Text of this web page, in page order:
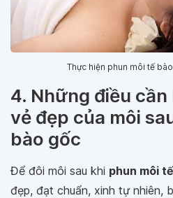
Thực hiện phun môi tế
4. Những điều
vẻ đẹp của môi
bào gốc
Để đôi môi sau khi phun môi
đẹp, đạt chuẩn, xinh tự nhiên,